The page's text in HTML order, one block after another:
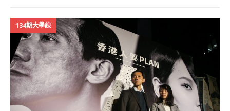
134期大學線